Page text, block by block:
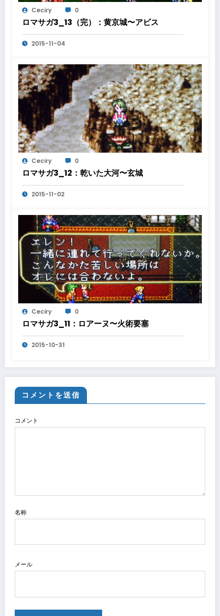
Ceciry 0
ロマサガ3_13（完）：黄京城〜アビス
2015-11-04
Ceciry 0
ロマサガ3_12：乾いた大河〜玄城
2015-11-02
Ceciry 0
ロマサガ3_11：ロアーヌ〜火術要塞
2015-10-31
コメントを送信
コメント
名称
メール